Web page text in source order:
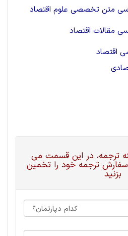
متن تخصصی علوم اقتصاد
مقالات اقتصاد
اقتصاد
ترجمه، در این قسمت می
سفارش ترجمه خود را تخمین
بزنید